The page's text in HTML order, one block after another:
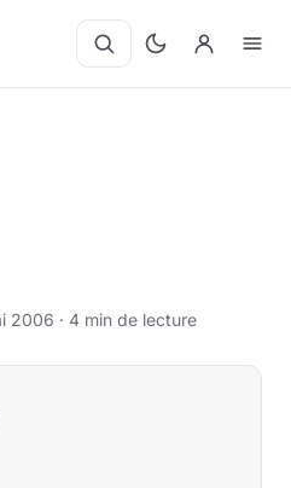
2006 · 4 min de lecture